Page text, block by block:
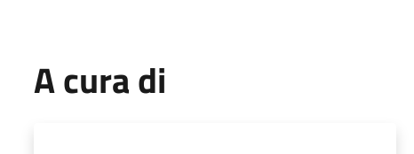
A cura di